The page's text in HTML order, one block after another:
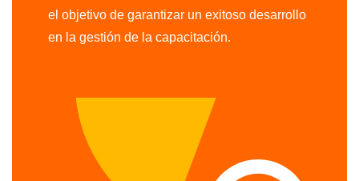
el objetivo de garantizar un exitoso desarrollo
en la gestión de la capacitación.